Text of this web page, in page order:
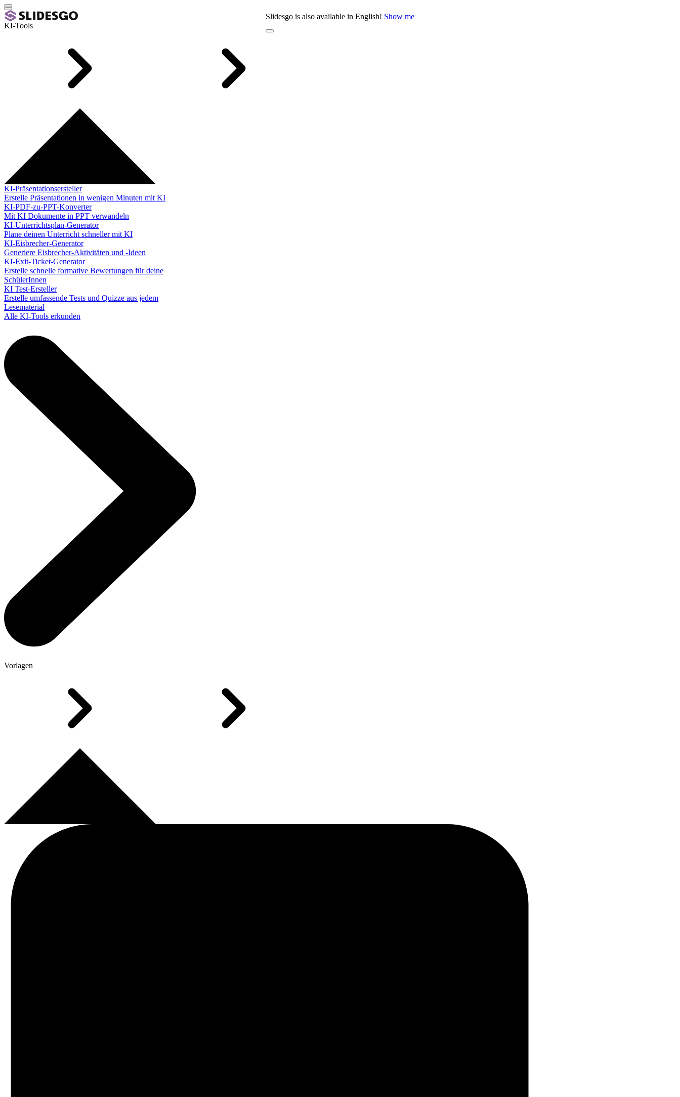
Slidesgo is also available in English! Show me
KI-Tools
KI-Präsentationsersteller
Erstelle Präsentationen in wenigen Minuten mit KI
KI-PDF-zu-PPT-Konverter
Mit KI Dokumente in PPT verwandeln
KI-Unterrichtsplan-Generator
Plane deinen Unterricht schneller mit KI
KI-Eisbrecher-Generator
Generiere Eisbrecher-Aktivitäten und -Ideen
KI-Exit-Ticket-Generator
Erstelle schnelle formative Bewertungen für deine
SchülerInnen
KI Test-Ersteller
Erstelle umfassende Tests und Quizze aus jedem
Lesematerial
Alle KI-Tools erkunden
Vorlagen